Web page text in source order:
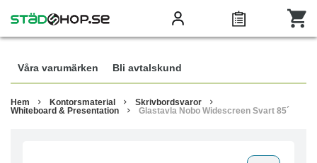
Våra varumärken Bli avtalskund
Hem Kontorsmaterial
Skrivbordsvaror
Whiteboard & Presentation
Glastavla Nobo Widescreen Svart 85´